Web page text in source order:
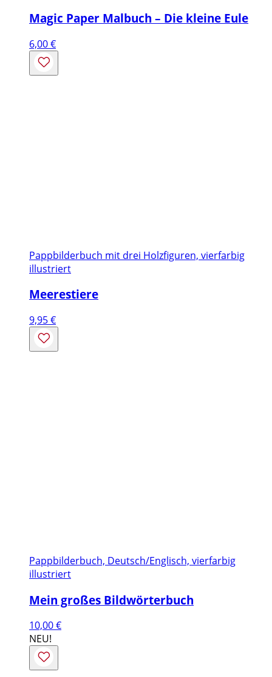
Magic Paper Malbuch – Die kleine Eule
6,00€
Pappbilderbuch mit drei Holzfiguren, vierfarbig
illustriert
Meerestiere
9,95€
Pappbilderbuch, Deutsch/Englisch, vierfarbig
illustriert
Mein großes Bildwörterbuch
10,00€
NEU!